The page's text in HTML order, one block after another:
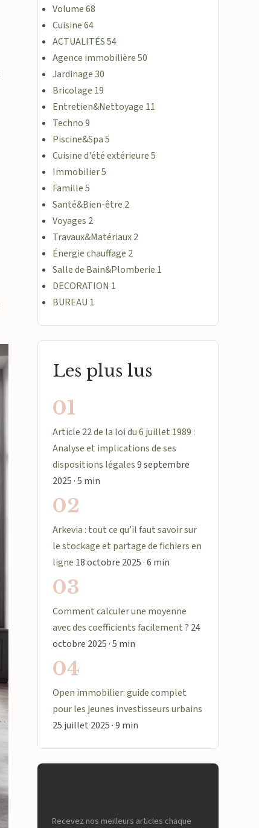
Volume68
Cuisine64
ACTUALITÉS54
Agence immobilière50
Jardinage30
Bricolage 19
Entretien&Nettoyage 11
Techno9
Piscine&Spa5
Cuisine d'été extérieure5
Immobilier5
Famille5
Santé&Bien-être 2
Voyages 2
Travaux&Matériaux2
Énergie chauffage 2
Salle de Bain&Plomberie 1
DECORATION 1
BUREAU 1
Les plus lus
01
Article 22 de la loi du 6 juillet 1989 :
Analyse et implications de ses
dispositions légales9 septembre
2025 · 5 min
02
Arkevia : tout ce qu’il faut savoir sur
le stockage et partage de fichiers en
ligne 18 octobre 2025 · 6 min
03
Comment calculer une moyenne
avec des coefficients facilement ? 24
octobre 2025 · 5 min
04
Open immobilier: guide complet
pour les jeunes investisseurs urbains
25 juillet 2025 · 9 min
Recevez nos meilleurs articles chaque